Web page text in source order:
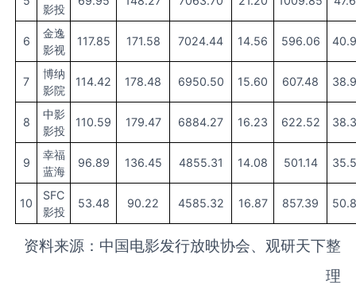
影投
6
金逸
影视
117.85 171.58 7024.44 14.56 596.06
7
博纳
影院
114.42 178.48 6950.50 15.60 607.48
8
中影
影投
110.59 179.47 6884.27 16.23 622.52
9
幸福
蓝海
96.89 136.45 4855.31 14.08 501.14
10
SFC
影投
53.48 90.22 4585.32 16.87 857.39
资料来源：中国电影发行放映协会、观研天下整
理